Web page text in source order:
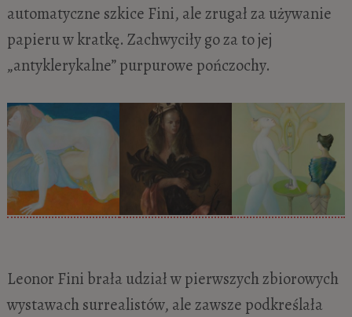
automatyczne szkice Fini, ale zrugał za używanie
papieru w kratkę. Zachwyciły go za to jej
„antyklerykalne” purpurowe pończochy.
Leonor Fini brała udział w pierwszych zbiorowych
wystawach surrealistów, ale zawsze podkreślała